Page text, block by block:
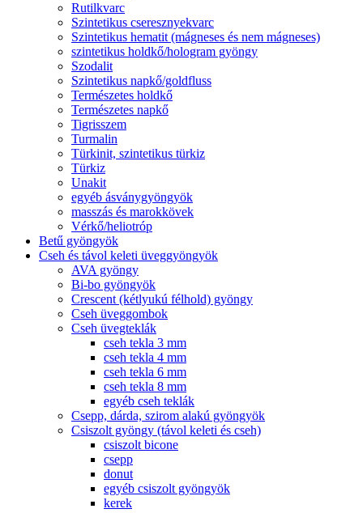
Rutilkvarc
Szintetikus cseresznyekvarc
Szintetikus hematit (mágneses és nem mágneses)
szintetikus holdkő/hologram gyöngy
Szodalit
Szintetikus napkő/goldfluss
Természetes holdkő
Természetes napkő
Tigrisszem
Turmalin
Türkinit, szintetikus türkiz
Türkiz
Unakit
egyéb ásványgyöngyök
masszás és marokkövek
Vérkő/heliotróp
Betű gyöngyök
Cseh és távol keleti üveggyöngyök
AVA gyöngy
Bi-bo gyöngyök
Crescent (kétlyukú félhold) gyöngy
Cseh üveggombok
Cseh üvegteklák
cseh tekla 3 mm
cseh tekla 4 mm
cseh tekla 6 mm
cseh tekla 8 mm
egyéb cseh teklák
Csepp, dárda, szirom alakú gyöngyök
Csiszolt gyöngy (távol keleti és cseh)
csiszolt bicone
csepp
donut
egyéb csiszolt gyöngyök
kerek